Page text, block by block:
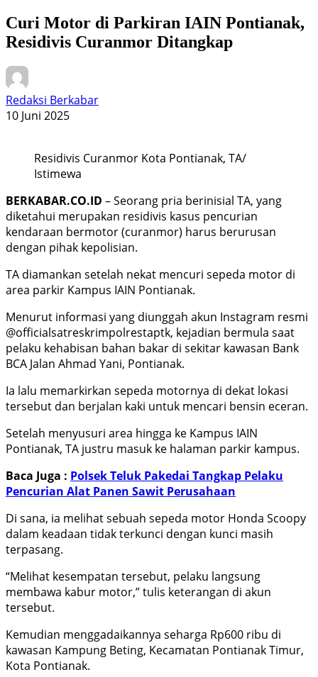
Curi Motor di Parkiran IAIN Pontianak,
Residivis Curanmor Ditangkap
Redaksi Berkabar
10 Juni 2025
Residivis Curanmor Kota Pontianak, TA/
Istimewa
BERKABAR.CO.ID – Seorang pria berinisial TA, yang
diketahui merupakan residivis kasus pencurian
kendaraan bermotor (curanmor) harus berurusan
dengan pihak kepolisian.
TA diamankan setelah nekat mencuri sepeda motor di
area parkir Kampus IAIN Pontianak.
Menurut informasi yang diunggah akun Instagram resmi
@officialsatreskrimpolrestaptk, kejadian bermula saat
pelaku kehabisan bahan bakar di sekitar kawasan Bank
BCA Jalan Ahmad Yani, Pontianak.
Ia lalu memarkirkan sepeda motornya di dekat lokasi
tersebut dan berjalan kaki untuk mencari bensin eceran.
Setelah menyusuri area hingga ke Kampus IAIN
Pontianak, TA justru masuk ke halaman parkir kampus.
Baca Juga : Polsek Teluk Pakedai Tangkap Pelaku
Pencurian Alat Panen Sawit Perusahaan
Di sana, ia melihat sebuah sepeda motor Honda Scoopy
dalam keadaan tidak terkunci dengan kunci masih
terpasang.
“Melihat kesempatan tersebut, pelaku langsung
membawa kabur motor,” tulis keterangan di akun
tersebut.
Kemudian menggadaikannya seharga Rp600 ribu di
kawasan Kampung Beting, Kecamatan Pontianak Timur,
Kota Pontianak.